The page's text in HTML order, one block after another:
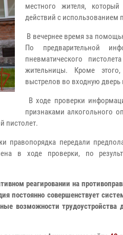
местного жителя,
действий с использованием
В вечернее время за
По предварительной
пневматического
жительницы. Кроме
выстрелов во входную дверь
В ходе проверки
признаками алкогольного
пистолет.
правопорядка передали
в ходе проверки, по
реагировании на
постоянно совершенствует
возможности